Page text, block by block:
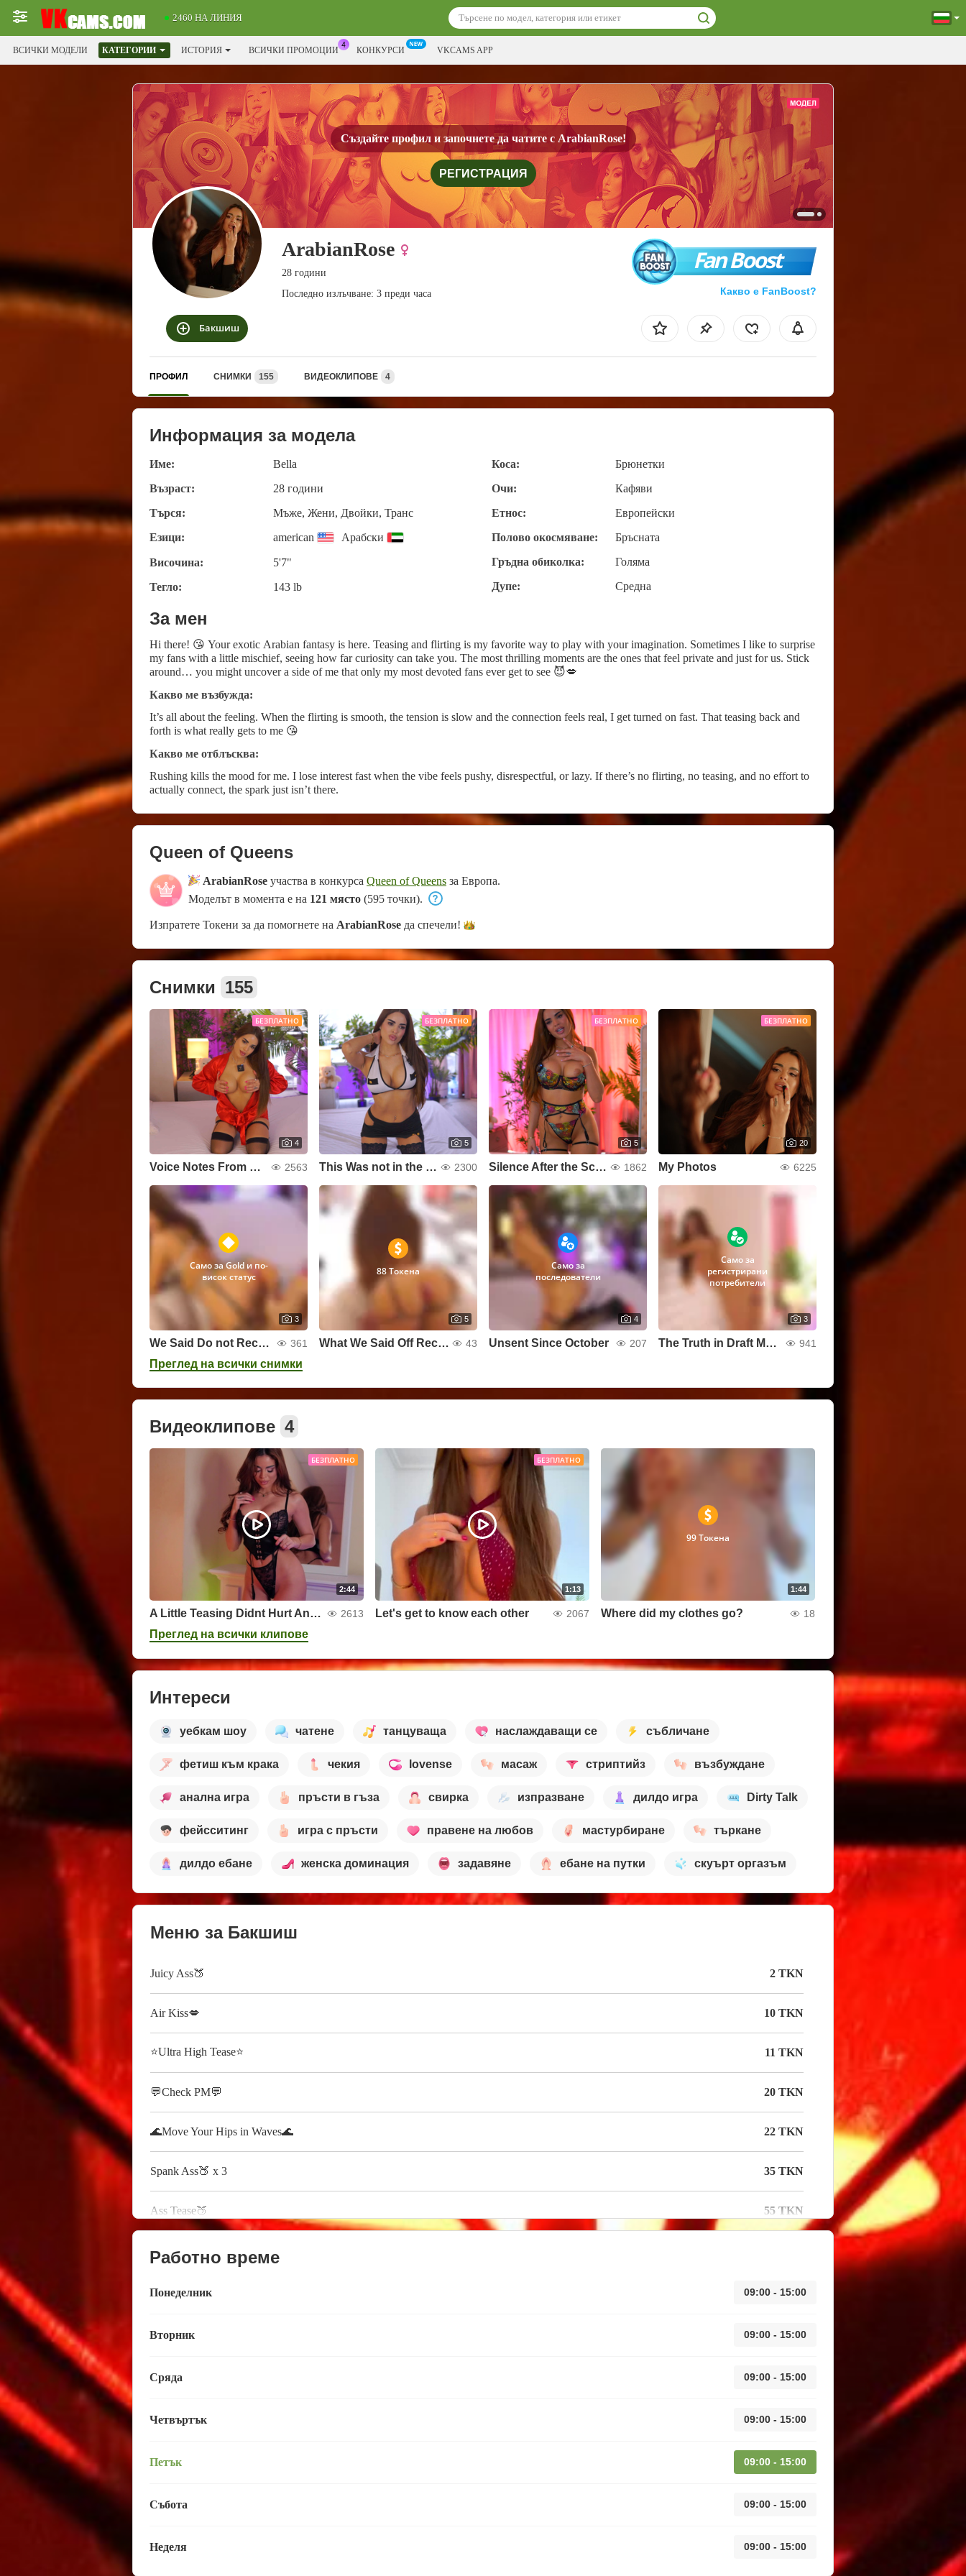
2460 НА ЛИНИЯ
ВСИЧКИ МОДЕЛИ КАТЕГОРИИ ИСТОРИЯ ВСИЧКИ ПРОМОЦИИ КОНКУРСИ VKCAMS APP
Създайте профил и започнете да чатите с ArabianRose!
РЕГИСТРАЦИЯ
ArabianRose
28 години
Последно излъчване: 3 преди часа
Fan Boost
Какво е FanBoost?
Бакшиш
ПРОФИЛ СНИМКИ 155 ВИДЕОКЛИПОВЕ 4
Информация за модела
Име:
Bella
Възраст:
28 години
Търся:
Мъже, Жени, Двойки, Транс
Езици:
american Арабски
Височина:
5'7"
Тегло:
143 lb
Коса:
Брюнетки
Очи:
Кафяви
Етнос:
Европейски
Полово окосмяване:
Бръсната
Гръдна обиколка:
Голяма
Дупе:
Среднa
За мен
Hi there! 😘 Your exotic Arabian fantasy is here. Teasing and flirting is my favorite way to play with your imagination. Sometimes I like to surprise
my fans with a little mischief, seeing how far curiosity can take you. The most thrilling moments are the ones that feel private and just for us. Stick
around… you might uncover a side of me that only my most devoted fans ever get to see 😈💋
Какво ме възбужда:
It’s all about the feeling. When the flirting is smooth, the tension is slow and the connection feels real, I get turned on fast. That teasing back and
forth is what really gets to me 😘
Какво ме отблъсква:
Rushing kills the mood for me. I lose interest fast when the vibe feels pushy, disrespectful, or lazy. If there’s no flirting, no teasing, and no effort to
actually connect, the spark just isn’t there.
Queen of Queens
ArabianRose участва в конкурса Queen of Queens за Европа.
Моделът в момента е на 121 място (595 точки).
Изпратете Токени за да помогнете на ArabianRose да спечели!
Снимки 155
БЕЗПЛАТНО
4
Voice Notes From Nowhere 🎤 2563
БЕЗПЛАТНО
5
This Was not in the Upload 2300
БЕЗПЛАТНО
5
Silence After the Screenshot 1862
БЕЗПЛАТНО
20
My Photos 6225
Само за Gold и по-
висок статус
3
We Said Do not Record 361
88 Токена
5
What We Said Off Record 43
Само за
последователи
4
Unsent Since October 207
Само за
регистрирани
потребители
3
The Truth in Draft Mode 941
Преглед на всички снимки
Видеоклипове 4
БЕЗПЛАТНО
2:44
A Little Teasing Didnt Hurt Anyone 2613
БЕЗПЛАТНО
1:13
Let's get to know each other 2067
1:44
99 Токена
Where did my clothes go? 18
Преглед на всички клипове
Интереси
уебкам шоу чатене танцуваща наслаждаващи се събличане
фетиш към крака чекия lovense масаж стриптийз възбуждане
анална игра пръсти в гъза свирка изпразване дилдо игра Dirty Talk
фейсситинг игра с пръсти правене на любов мастурбиране търкане
дилдо ебане женска доминация задавяне ебане на путки скуърт оргазъм
Меню за Бакшиш
Juicy Ass🍑 2 TKN
Air Kiss💋 10 TKN
⭐️Ultra High Tease⭐️ 11 TKN
💬Check PM💬 20 TKN
🌊Move Your Hips in Waves🌊 22 TKN
Spank Ass🍑 x 3 35 TKN
Ass Tease🍑 55 TKN
Работно време
Понеделник 09:00 - 15:00
Вторник 09:00 - 15:00
Сряда 09:00 - 15:00
Четвъртък 09:00 - 15:00
Петък 09:00 - 15:00
Събота 09:00 - 15:00
Неделя 09:00 - 15:00